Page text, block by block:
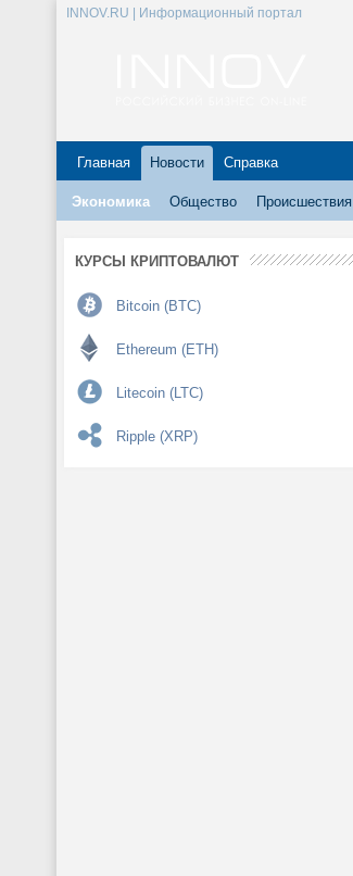
INNOV.RU | Информационный портал
Главная Новости Справка
Экономика Общество Происшествия
КУРСЫ КРИПТОВАЛЮТ
Bitcoin (BTC)
Ethereum (ETH)
Litecoin (LTC)
Ripple (XRP)